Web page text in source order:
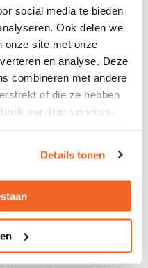
social media te bieden
Ook delen we
onze site met onze
en analyse. Deze
combineren met andere
of die ze hebben
van hun services.
Details tonen
- 4-poots onderstel
bladrand: zwart -